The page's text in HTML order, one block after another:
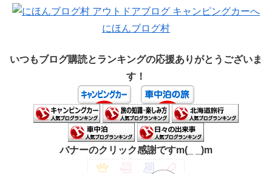
にほんブログ村
いつもブログ購読とランキングの応援ありがとうございま
す！
バナーのクリック感謝ですm(_ _)m